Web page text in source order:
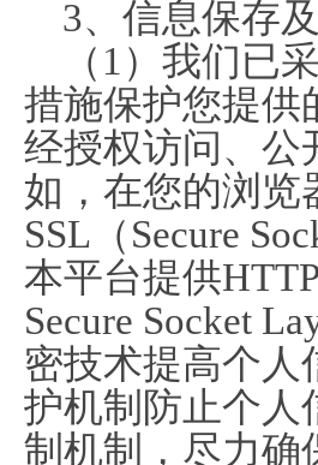
3、信息保存
（1）我们已
措施保护您提供
经授权访问、公
如，在您的浏览
SSL（Secure
本平台提供
Secure Socket
密技术提高个人
护机制防止个人
制机制，尽力确